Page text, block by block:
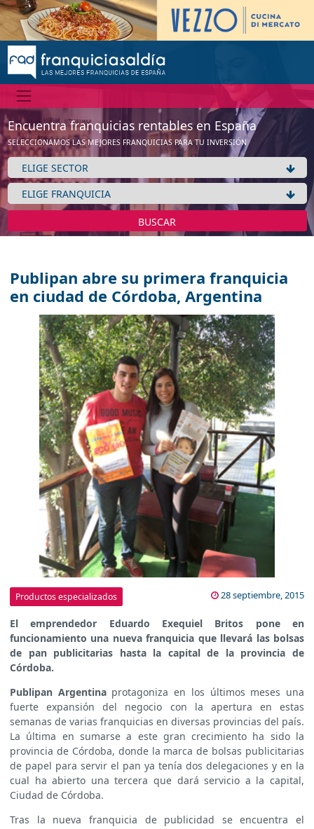
Encuentra franquicias rentables en España
SELECCIONAMOS LAS MEJORES FRANQUICIAS PARA TU INVERSIÓN
BUSCAR
Publipan abre su primera franquicia
en ciudad de Córdoba, Argentina
Productos especializados 28 septiembre, 2015
El emprendedor Eduardo Exequiel Britos pone en
funcionamiento una nueva franquicia que llevará las bolsas
de pan publicitarias hasta la capital de la provincia de
Córdoba.
Publipan Argentinaprotagoniza en los últimos meses una
fuerte expansión del negocio con la apertura en estas
semanas de varias franquicias en diversas provincias del país.
La última en sumarse a este gran crecimiento ha sido la
provincia de Córdoba, donde la marca de bolsas publicitarias
de papel para servir el pan ya tenía dos delegaciones y en la
cual ha abierto una tercera que dará servicio a la capital,
Ciudad de Córdoba.
Tras la nueva franquicia de publicidad se encuentra el